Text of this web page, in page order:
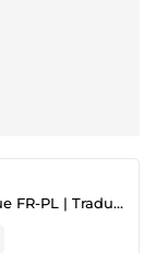
Assistante administrative bilingue FR-PL | Traduction | Gestion documentaire | Transcription